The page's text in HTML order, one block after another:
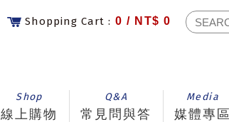
Shopping Cart : 0 / NT$ 0
Shop
線上購物
Q&A
常見問與答
Media
媒體專區